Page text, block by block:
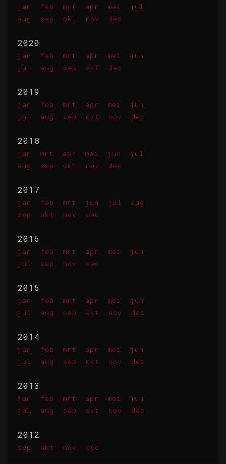
jan feb mrt apr mei
jul
aug
sep okt nov dec
2020
jan feb mrt apr mei
jun
jul
aug sep okt dec
2019
jan feb mrt apr mei
jun
jul
aug sep okt nov dec
2018
jan mrt apr mei jun
jul
aug
sep okt nov dec
2017
jan feb mrt jun jul
aug
sep
okt nov dec
2016
jan feb mrt apr mei
jun
jul
sep nov dec
2015
jan feb mrt apr mei
jun
jul
aug sep okt nov dec
2014
jan feb mrt apr mei
jun
jul
aug sep okt nov dec
2013
jan feb mrt apr mei
jun
jul
aug sep okt nov dec
2012
sep okt nov dec